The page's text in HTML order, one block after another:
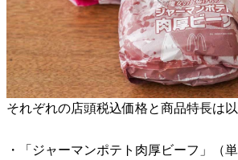
それぞれの店頭税込価格と商品特長は以
・「ジャーマンポテト肉厚ビーフ」（